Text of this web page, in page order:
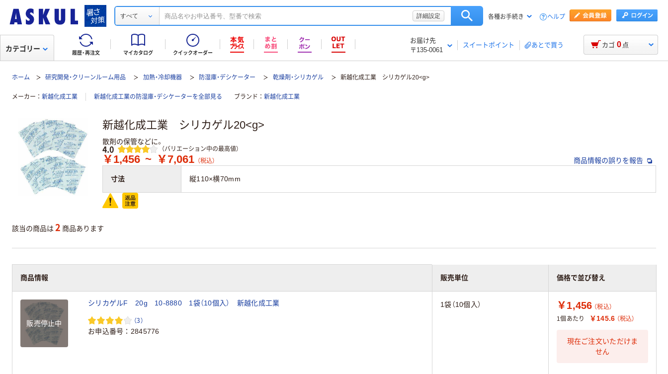
すべて 詳細設定 各種お手続き ヘルプ
履歴・再注文 マイカタログ クイックオーダー
お届け先
〒135-0061
スイートポイント あとで買う
カテゴリー カゴ 0 点
ホーム 研究開発・クリーンルーム用品 加熱・冷却機器 防湿庫・デシケーター 乾燥剤・シリカゲル 新越化成工業 シリカゲル20<g>
メーカー 新越化成工業 新越化成工業の防湿庫・デシケーターを全部見る ブランド 新越化成工業
新越化成工業 シリカゲル20<g>
散剤の保管などに。
レビュー
4.0 （バリエーション中の最高値）
￥1,456 ~ ￥7,061 （税込） 商品情報の誤りを報告
寸法 縦110×横70mm
該当の商品は 2 商品あります
商品情報 販売単位 価格で並び替え
販売停止中
シリカゲルF 20g 10-8880 1袋（10個入） 新越化成工業
（3）
お申込番号 2845776
1袋（10個入） ￥1,456 （税込）
1個あたり
￥145.6 （税込）
現在ご注文いただけま
せん